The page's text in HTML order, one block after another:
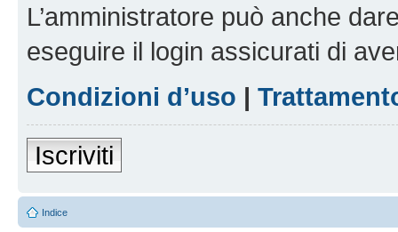
L’amministratore può anche
eseguire il login assicurati di
Condizioni d’uso |
Iscriviti
Indice